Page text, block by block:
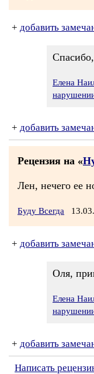
+ добавить
Елена
+ добавить
Рецензия на «
Лен, нечего ее
Буду Всегда
+ добавить
Оля,
Елена
+ добавить
Написать